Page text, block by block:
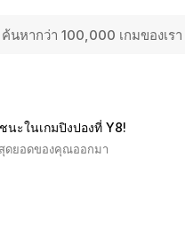
นะในเกมปิงปองที่ Y8!
สุดยอดของคุณออกมา